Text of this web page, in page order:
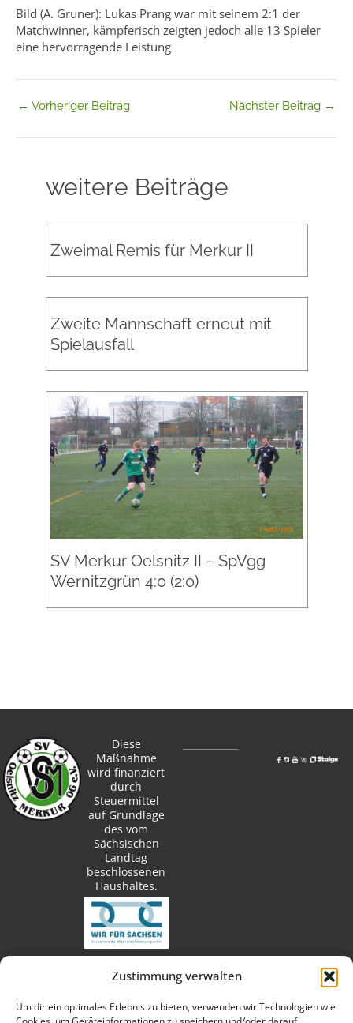
Zustimmung verwalten
Um dir ein optimales Erlebnis zu bieten, verwenden wir Technologien wie
Bild (A. Gruner): Lukas Prang war mit seinem 2:1 der
Matchwinner, kämpferisch zeigten jedoch alle 13 Spieler
eine hervorragende Leistung
← Vorheriger Beitrag Nächster Beitrag →
weitere Beiträge
Zweimal Remis für Merkur II
Zweite Mannschaft erneut mit
Spielausfall
SV Merkur Oelsnitz II – SpVgg
Wernitzgrün 4:0 (2:0)
Diese
Maßnahme
wird finanziert
durch
Steuermittel
auf Grundlage
des vom
Sächsischen
Landtag
beschlossenen
Haushaltes.
techn. Umsetzung: